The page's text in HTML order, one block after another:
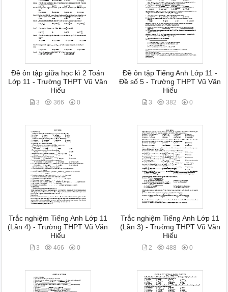
Đề ôn tập giữa học kì 2 Toán
Lớp 11 - Trường THPT Vũ Văn
Hiếu
3 366 0
Đề ôn tập Tiếng Anh Lớp 11 -
Đề số 5 - Trường THPT Vũ Văn
Hiếu
3 382 0
Trắc nghiệm Tiếng Anh Lớp 11
(Lần 4) - Trường THPT Vũ Văn
Hiếu
3 466 0
Trắc nghiệm Tiếng Anh Lớp 11
(Lần 3) - Trường THPT Vũ Văn
Hiếu
2 488 0